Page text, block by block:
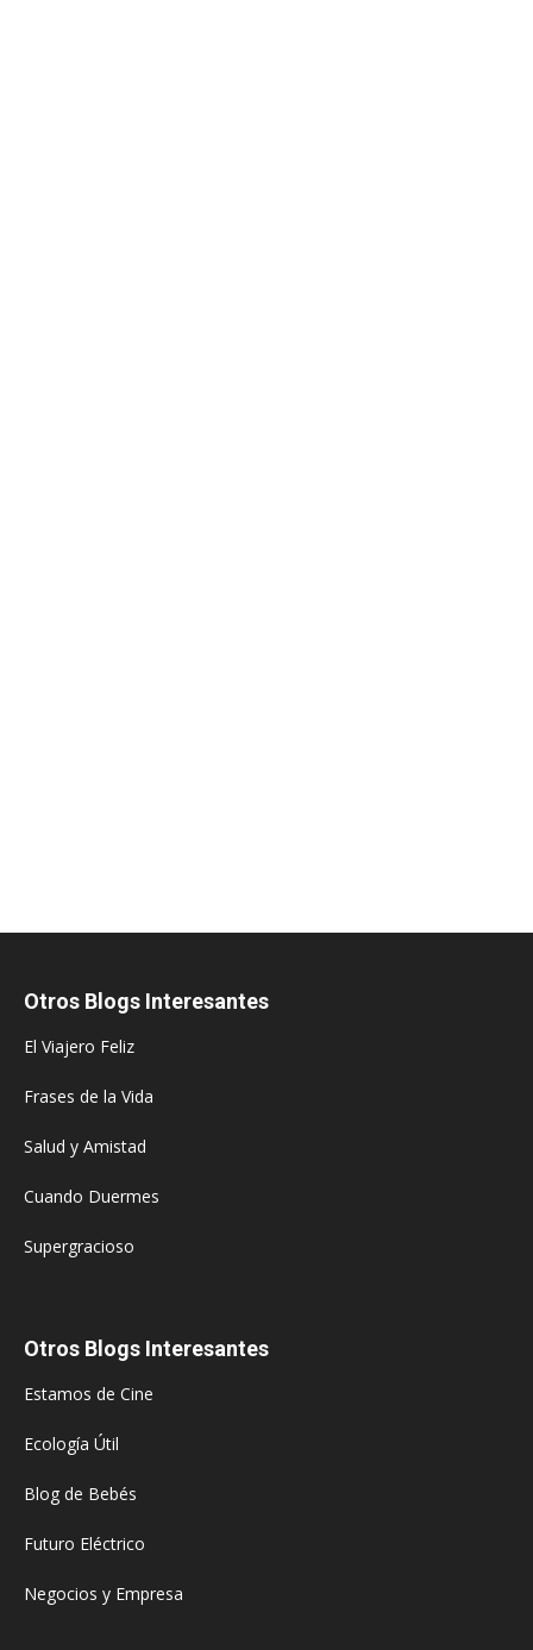
Otros Blogs Interesantes
El Viajero Feliz
Frases de la Vida
Salud y Amistad
Cuando Duermes
Supergracioso
Otros Blogs Interesantes
Estamos de Cine
Ecología Útil
Blog de Bebés
Futuro Eléctrico
Negocios y Empresa